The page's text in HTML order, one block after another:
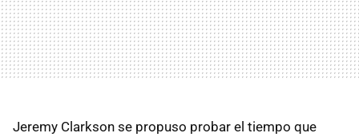
Jeremy Clarkson se propuso probar el tiempo que